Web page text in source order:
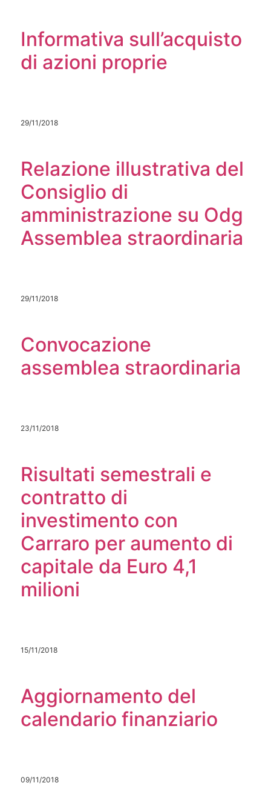
Informativa sull’acquisto
di azioni proprie
29/11/2018
Relazione illustrativa del
Consiglio di
amministrazione su Odg
Assemblea straordinaria
29/11/2018
Convocazione
assemblea straordinaria
23/11/2018
Risultati semestrali e
contratto di
investimento con
Carraro per aumento di
capitale da Euro 4,1
milioni
15/11/2018
Aggiornamento del
calendario finanziario
09/11/2018